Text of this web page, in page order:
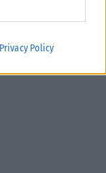
Privacy Policy